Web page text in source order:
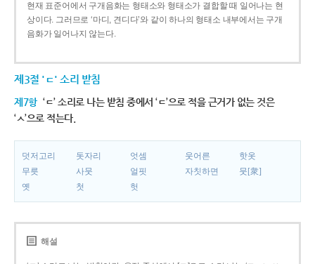
현재 표준어에서 구개음화는 형태소와 형태소가 결합할 때 일어나는 현
상이다. 그러므로 ‘마디, 견디다’와 같이 하나의 형태소 내부에서는 구개
음화가 일어나지 않는다.
제3절 'ㄷ' 소리 받침
제7항 ‘ㄷ’ 소리로 나는 받침 중에서 ‘ㄷ’으로 적을 근거가 없는 것은
‘ㅅ’으로 적는다.
덧저고리 돗자리 엇셈 웃어른
핫옷
무릇
사뭇 얼핏 자칫하면
뭇[衆]
옛
첫 헛
해설